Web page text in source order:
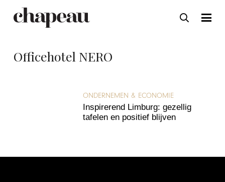
Officehotel NERO
ONDERNEMEN & ECONOMIE
Inspirerend Limburg: gezellig
tafelen en positief blijven